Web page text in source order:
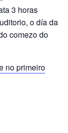
3 horas
o día da
comezo do
no primeiro